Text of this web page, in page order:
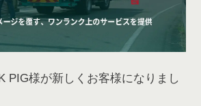
PIG様が新しくお客様になりまし